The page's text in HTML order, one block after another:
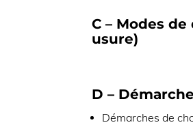
C – Modes
usure)
D –
Démarches de